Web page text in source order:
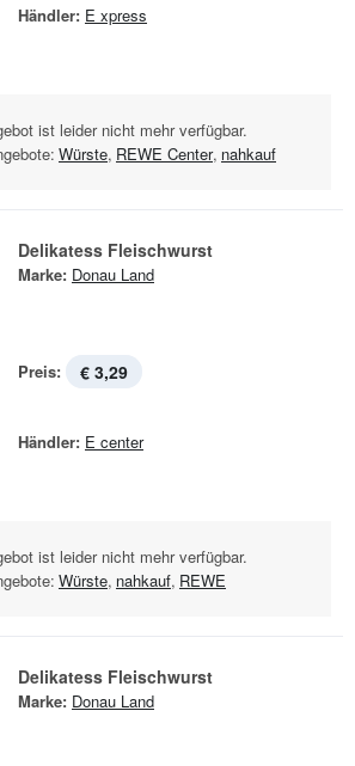
Händler: E xpress
ist leider nicht mehr verfügbar.
Würste, REWE Center, nahkauf
Delikatess Fleischwurst
Marke: Donau Land
Preis: € 3,29
Händler: E center
ist leider nicht mehr verfügbar.
Würste, nahkauf, REWE
Delikatess Fleischwurst
Marke: Donau Land